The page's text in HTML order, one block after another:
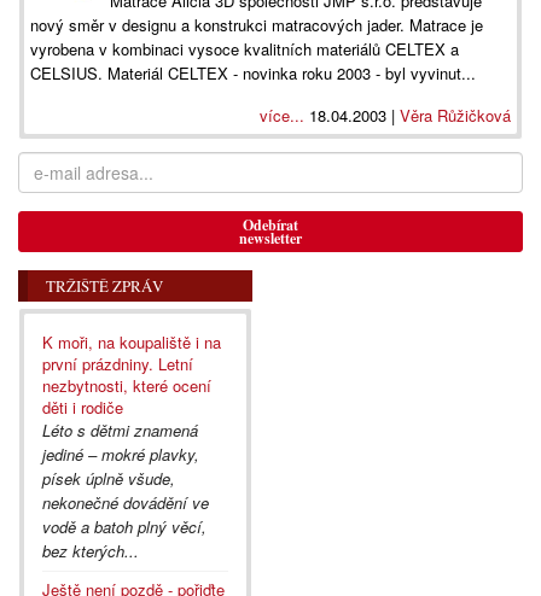
nový směr v designu a konstrukci matracových jader. Matrace je
vyrobena v kombinaci vysoce kvalitních materiálů CELTEX a
CELSIUS. Materiál CELTEX - novinka roku 2003 - byl vyvinut...
více... 18.04.2003 | Věra Růžičková
Odebírat
newsletter
TRŽIŠTĚ ZPRÁV
K moři, na koupaliště i na
první prázdniny. Letní
nezbytnosti, které ocení
děti i rodiče
Léto s dětmi znamená
jediné – mokré plavky,
písek úplně všude,
nekonečné dovádění ve
vodě a batoh plný věcí,
bez kterých...
Ještě není pozdě - pořiďte